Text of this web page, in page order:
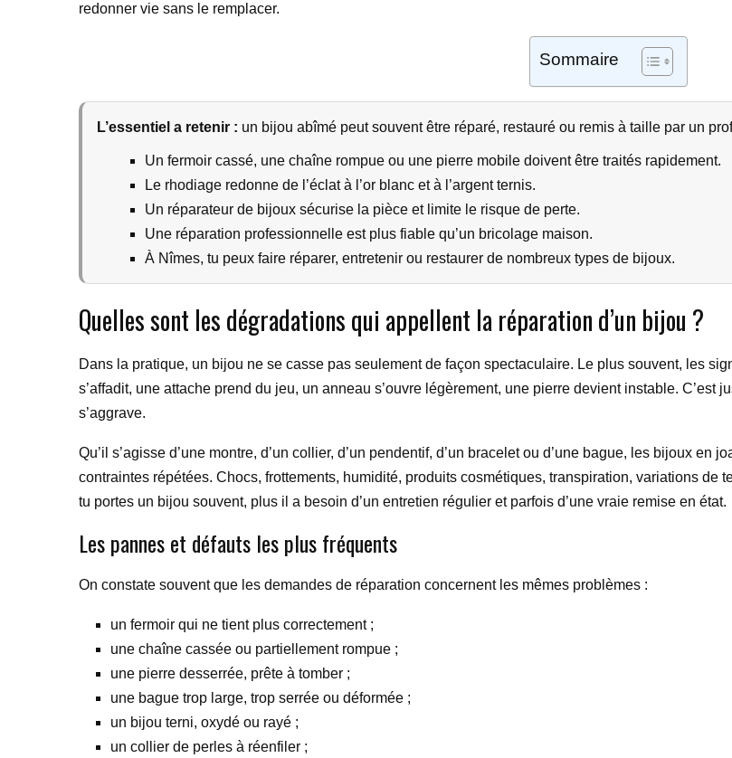
redonner vie sans le remplacer.
Sommaire
L’essentiel a retenir : un bijou abîmé peut souvent être réparé, restauré ou remis à taille par un
Un fermoir cassé, une chaîne rompue ou une pierre mobile doivent être traités rapidement.
Le rhodiage redonne de l’éclat à l’or blanc et à l’argent ternis.
Un réparateur de bijoux sécurise la pièce et limite le risque de perte.
Une réparation professionnelle est plus fiable qu’un bricolage maison.
À Nîmes, tu peux faire réparer, entretenir ou restaurer de nombreux types de bijoux.
Quelles sont les dégradations qui appellent la réparation d’un bijou ?
Dans la pratique, un bijou ne se casse pas seulement de façon spectaculaire. Le plus souvent, les
s’affadit, une attache prend du jeu, un anneau s’ouvre légèrement, une pierre devient instable. C’est
s’aggrave.
Qu’il s’agisse d’une montre, d’un collier, d’un pendentif, d’un bracelet ou d’une bague, les bijoux
contraintes répétées. Chocs, frottements, humidité, produits cosmétiques, transpiration, variations de
tu portes un bijou souvent, plus il a besoin d’un entretien régulier et parfois d’une vraie remise en état.
Les pannes et défauts les plus fréquents
On constate souvent que les demandes de réparation concernent les mêmes problèmes :
un fermoir qui ne tient plus correctement ;
une chaîne cassée ou partiellement rompue ;
une pierre desserrée, prête à tomber ;
une bague trop large, trop serrée ou déformée ;
un bijou terni, oxydé ou rayé ;
un collier de perles à réenfiler ;